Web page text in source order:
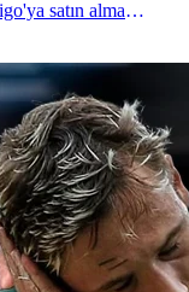
satın alma